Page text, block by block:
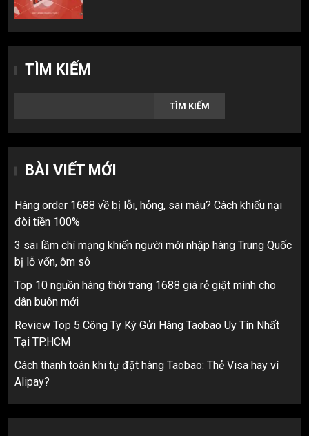
TÌM KIẾM
TÌM KIẾM
BÀI VIẾT MỚI
Hàng order 1688 về bị lỗi, hỏng, sai màu? Cách khiếu nại
đòi tiền 100%
3 sai lầm chí mạng khiến người mới nhập hàng Trung Quốc
bị lỗ vốn, ôm sô
Top 10 nguồn hàng thời trang 1688 giá rẻ giật mình cho
dân buôn mới
Review Top 5 Công Ty Ký Gửi Hàng Taobao Uy Tín Nhất
Tại TP.HCM
Cách thanh toán khi tự đặt hàng Taobao: Thẻ Visa hay ví
Alipay?